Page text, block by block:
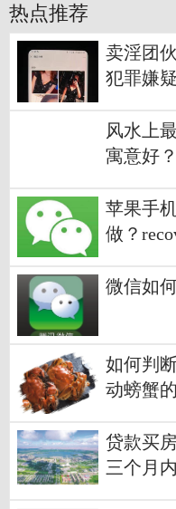
热点推荐
卖淫团
犯罪嫌
风水上
寓意好？
苹果手
做？
微信如
如何判
动螃蟹
贷款买
三个月内